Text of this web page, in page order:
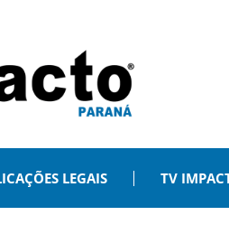
LEGAIS TV